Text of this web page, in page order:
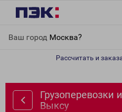
Ваш город Москва?
Рассчитать и
Грузоперевозки
Выксу